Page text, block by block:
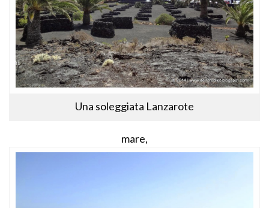
Una soleggiata Lanzarote
mare,